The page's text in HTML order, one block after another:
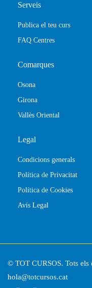
Serveis
Publica el teu curs
FAQ Centres
Comarques
Osona
Girona
Vallès Oriental
Legal
Condicions generals
Política de Privacitat
Política de Cookies
Avís Legal
© TOT CURSOS. Tots els
hola@totcursos.cat